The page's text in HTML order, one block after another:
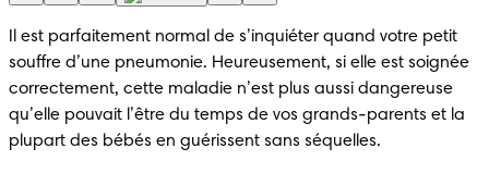
Il est parfaitement normal de s’inquiéter quand votre petit
souffre d’une pneumonie. Heureusement, si elle est soignée
correctement, cette maladie n’est plus aussi dangereuse
qu’elle pouvait l’être du temps de vos grands-parents et la
plupart des bébés en guérissent sans séquelles.